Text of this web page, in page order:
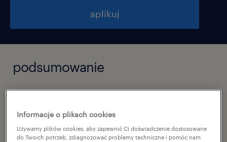
aplikuj
podsumowanie
praca stała
pełen etat
Informacje o plikach cookies
Używamy plików cookies, aby zapewnić Ci doświadczenie dostosowane
do Twoich potrzeb, zdiagnozować problemy techniczne i pomóc nam